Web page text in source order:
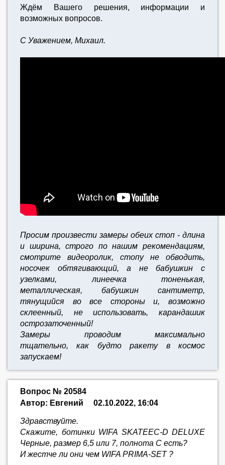
Ждём Вашего решения, информации и
возможных вопросов.
С Уважением, Михаил.
Просим произвести замеры обеих стоп - длина
и ширина, строго по нашим рекомендациям,
смотрите видеоролик, стопу не обводить,
носочек обтягивающий, а не бабушкин с
узелками, линеечка тоненькая,
металлическая, бабушкин сантиметр,
тянущийся во все стороны и, возможно
склеенный, не использовать, карандашик
острозаточенный!
Замеры проводим максимально
тщательно, как будто ракету в космос
запускаем!
Вопрос № 20584
Автор: Евгений
02.10.2022, 16:04
Здравствуйте.
Скажите, ботинки WIFA SKATEEC-D DELUXE
Черные, размер 6,5 или 7, полнота С есть?
И жестче ли они чем WIFA PRIMA-SET ?